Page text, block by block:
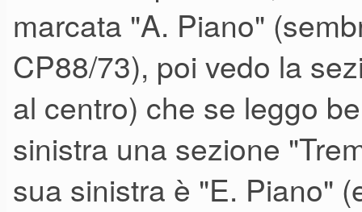
marcata "A. Piano"
CP88/73), poi vedo la
al centro) che se leggo
sinistra una sezione
sua sinistra è "E. Piano"